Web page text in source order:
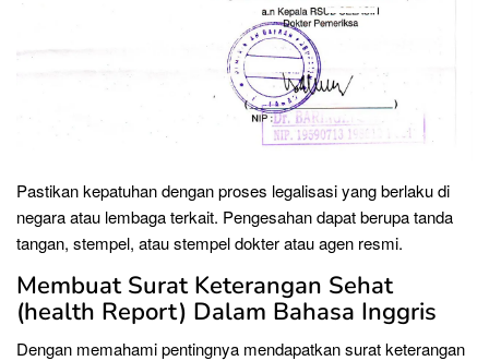
Pastikan kepatuhan dengan proses legalisasi yang berlaku di
negara atau lembaga terkait. Pengesahan dapat berupa tanda
tangan, stempel, atau stempel dokter atau agen resmi.
Membuat Surat Keterangan Sehat
(health Report) Dalam Bahasa Inggris
Dengan memahami pentingnya mendapatkan surat keterangan